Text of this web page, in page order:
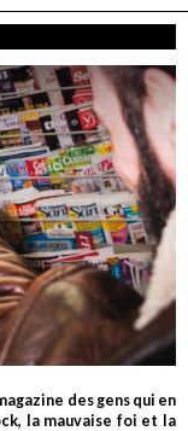
des gens qui en
la mauvaise foi et la